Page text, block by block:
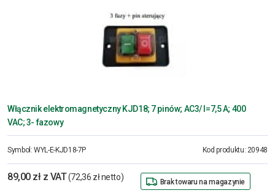
Włącznik elektromagnetyczny KJD18; 7 pinów; AC3/ I=7,5 A; 400
VAC; 3- fazowy
Symbol:WYL-E-KJD18-7P Kod produktu: 20948
89,00 zł z VAT(72,36 zł netto) Brak towaru na magazynie